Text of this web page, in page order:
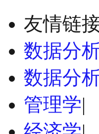
友情链接
数据分
数据分
管理学|